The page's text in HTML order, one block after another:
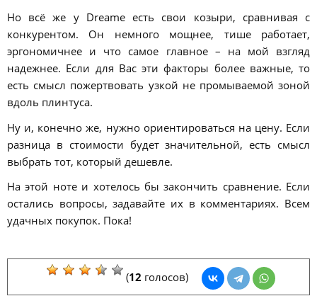
Но всё же у Dreame есть свои козыри, сравнивая с
конкурентом. Он немного мощнее, тише работает,
эргономичнее и что самое главное – на мой взгляд
надежнее. Если для Вас эти факторы более важные, то
есть смысл пожертвовать узкой не промываемой зоной
вдоль плинтуса.
Ну и, конечно же, нужно ориентироваться на цену. Если
разница в стоимости будет значительной, есть смысл
выбрать тот, который дешевле.
На этой ноте и хотелось бы закончить сравнение. Если
остались вопросы, задавайте их в комментариях. Всем
удачных покупок. Пока!
(12 голосов)